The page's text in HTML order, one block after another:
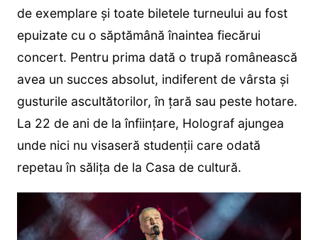
de exemplare și toate biletele turneului au fost
epuizate cu o săptămână înaintea fiecărui
concert. Pentru prima dată o trupă românească
avea un succes absolut, indiferent de vârsta și
gusturile ascultătorilor, în țară sau peste hotare.
La 22 de ani de la înființare, Holograf ajungea
unde nici nu visaseră studenții care odată
repetau în sălița de la Casa de cultură.